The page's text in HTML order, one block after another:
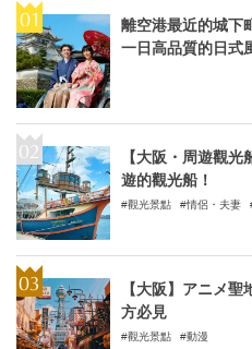
離空港最近的城下
一日高品質的日式
【大阪・周遊觀
遊的觀光船！
觀光景點 情侶・夫妻
【大阪】アニメ
方必見
觀光景點 動漫